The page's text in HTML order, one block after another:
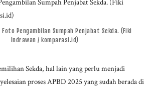
Pengambilan Sumpah Penjabat Sekda. (Fiki
Indrawan / komparasi.id)
Sekda, hal lain yang perlu menjadi
proses APBD 2025 yang sudah berada di